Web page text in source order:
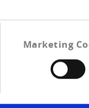
Marketing